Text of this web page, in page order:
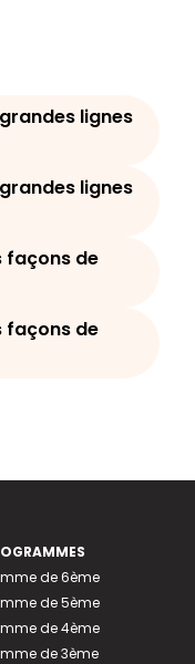
lignes
lignes
façons de
façons de
de 6ème
de 5ème
de 4ème
de 3ème